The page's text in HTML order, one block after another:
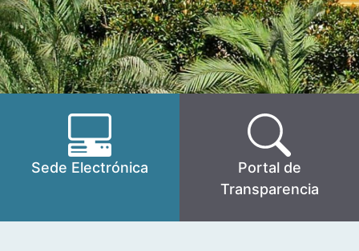
Sede Electrónica
Portal de
Transparencia